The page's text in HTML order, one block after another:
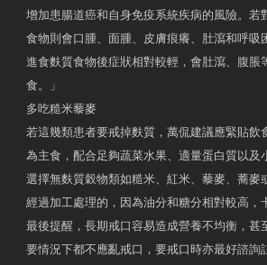
增加患腸道癌和自身免疫系統疾病的風險。若
食物則會口腫、面腫、皮膚痕癢、肚瀉和呼吸
進食麩質食物後症狀相對較輕，會肚瀉、腹脹
食。」
多吃糙米藜麥
若這幾類患者要戒掉麩質，萬侃建議應緊貼飲
為主食，配合足夠蔬菜水果、適量蛋白質以及
選擇無麩質穀物類如糙米、紅米、藜麥、蕎麥
經過加工處理的，因為油分和糖分相對較高，
最後提醒，長期戒口容易造成營養不均衡，甚
要情況下都不應亂戒口，要戒口時亦最好諮詢